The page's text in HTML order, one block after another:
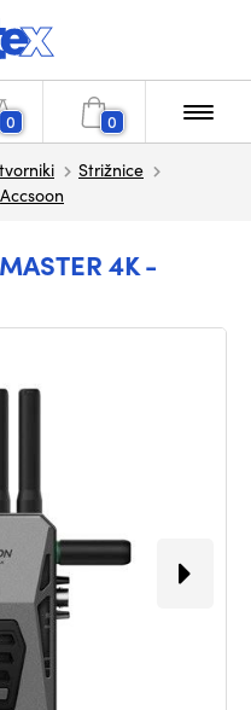
0 0
Strižnice
Accsoon
4K -